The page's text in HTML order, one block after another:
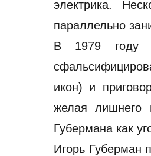
электрика.
параллельно
В 1979 году
икон) и
желая лишнего
Губермана как
Игорь Губерман